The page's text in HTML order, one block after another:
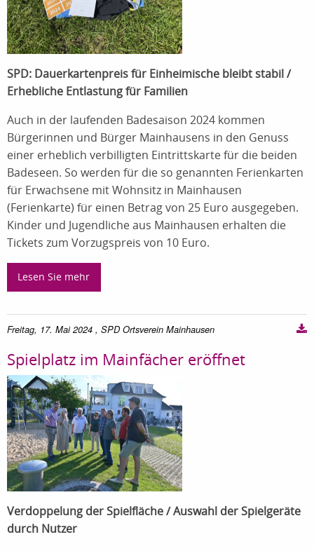
SPD: Dauerkartenpreis für Einheimische bleibt stabil /
Erhebliche Entlastung für Familien
Auch in der laufenden Badesaison 2024 kommen
Bürgerinnen und Bürger Mainhausens in den Genuss
einer erheblich verbilligten Eintrittskarte für die beiden
Badeseen. So werden für die so genannten Ferienkarten
für Erwachsene mit Wohnsitz in Mainhausen
(Ferienkarte) für einen Betrag von 25 Euro ausgegeben.
Kinder und Jugendliche aus Mainhausen erhalten die
Tickets zum Vorzugspreis von 10 Euro.
Lesen Sie mehr
Freitag, 17. Mai 2024 , SPD Ortsverein Mainhausen
Spielplatz im Mainfächer eröffnet
Verdoppelung der Spielfläche / Auswahl der Spielgeräte
durch Nutzer